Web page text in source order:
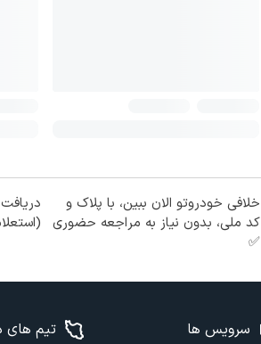
خلافی خودروتو الان ببین، با پلاک و
کد ملی، بدون نیاز به مراجعه حضوری
✅
سرویس ها تیم های